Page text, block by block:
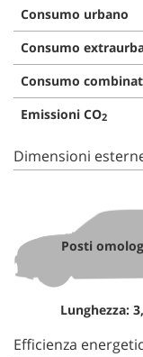
Consumo urbano
Consumo
Consumo
Emissioni CO2
Dimensioni
Posti
Lunghezza:
Efficienza